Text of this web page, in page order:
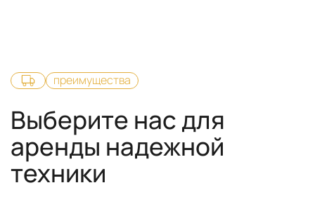
преимущества
Выберите нас для
аренды надежной
техники